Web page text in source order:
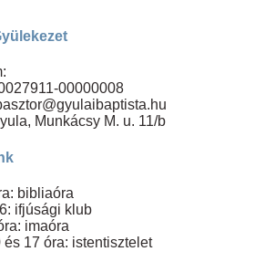
00000008
Munkácsy M. u. 11/b
bibliaóra
ifjúsági klub
imaóra
és 17 óra: istentisztelet